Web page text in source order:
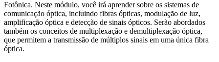
Fotônica. Neste módulo, você irá aprender sobre os sistemas de
comunicação óptica, incluindo fibras ópticas, modulação de luz,
amplificação óptica e detecção de sinais ópticos. Serão abordados
também os conceitos de multiplexação e demultiplexação óptica,
que permitem a transmissão de múltiplos sinais em uma única fibra
óptica.